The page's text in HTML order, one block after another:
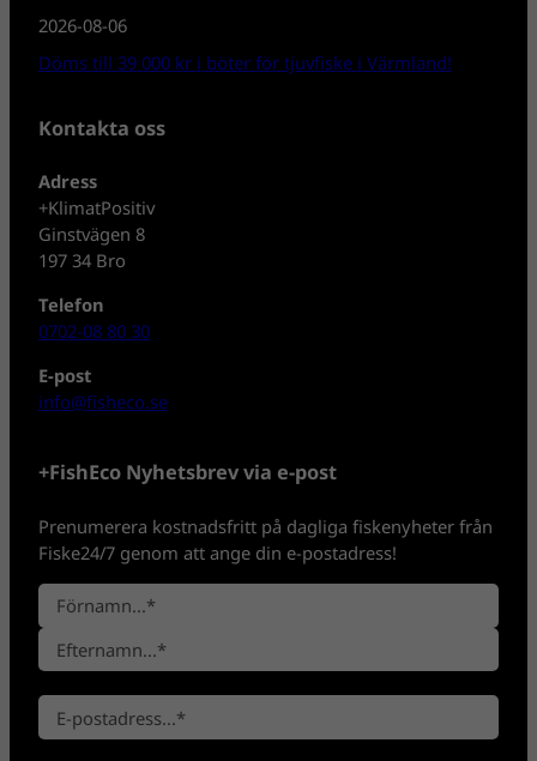
2026-08-06
Döms till 39 000 kr i böter för tjuvfiske i Värmland!
Kontakta oss
Adress
+KlimatPositiv
Ginstvägen 8
197 34 Bro
Telefon
0702-08 80 30
E-post
info@fisheco.se
+FishEco Nyhetsbrev via e-post
Prenumerera kostnadsfritt på dagliga fiskenyheter från
Fiske24/7 genom att ange din e-postadress!
N
a
n
*
F
ö
r
a
t
E
-